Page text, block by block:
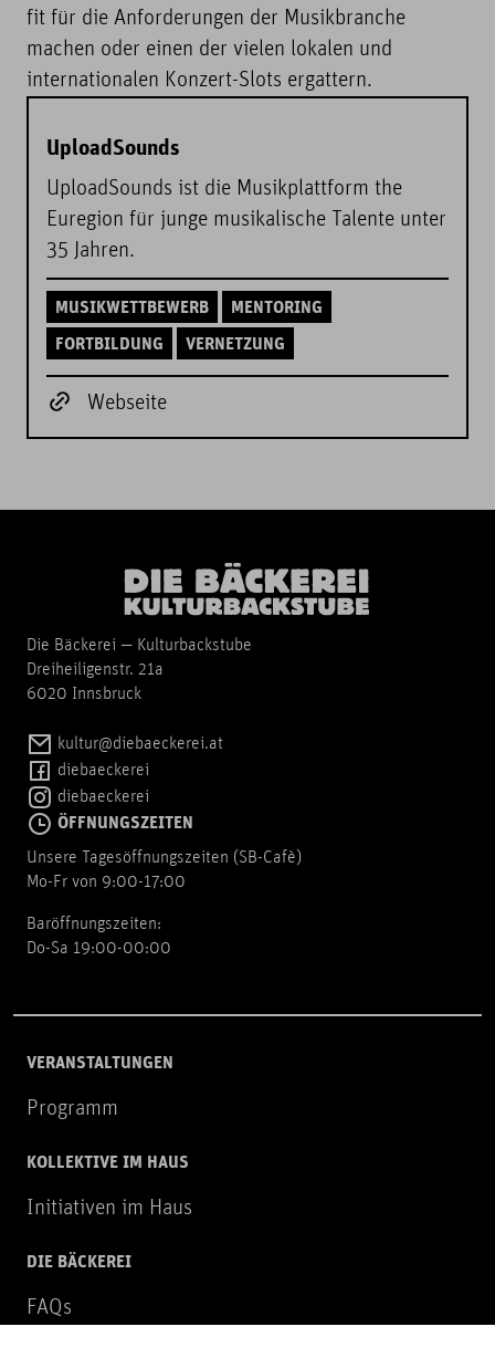
fit für die Anforderungen der Musikbranche
machen oder einen der vielen lokalen und
internationalen Konzert-Slots ergattern.
UploadSounds
UploadSounds ist die Musikplattform the
Euregion für junge musikalische Talente unter
35 Jahren.
MUSIKWETTBEWERB
MENTORING
FORTBILDUNG
VERNETZUNG
Webseite
Die Bäckerei — Kulturbackstube
Dreiheiligenstr. 21a
6020 Innsbruck
kultur@diebaeckerei.at
diebaeckerei
diebaeckerei
ÖFFNUNGSZEITEN
Unsere Tagesöffnungszeiten (SB-Cafè)
Mo-Fr von 9:00-17:00
Baröffnungszeiten:
Do-Sa 19:00-00:00
VERANSTALTUNGEN
Programm
KOLLEKTIVE IM HAUS
Initiativen im Haus
DIE BÄCKEREI
FAQs